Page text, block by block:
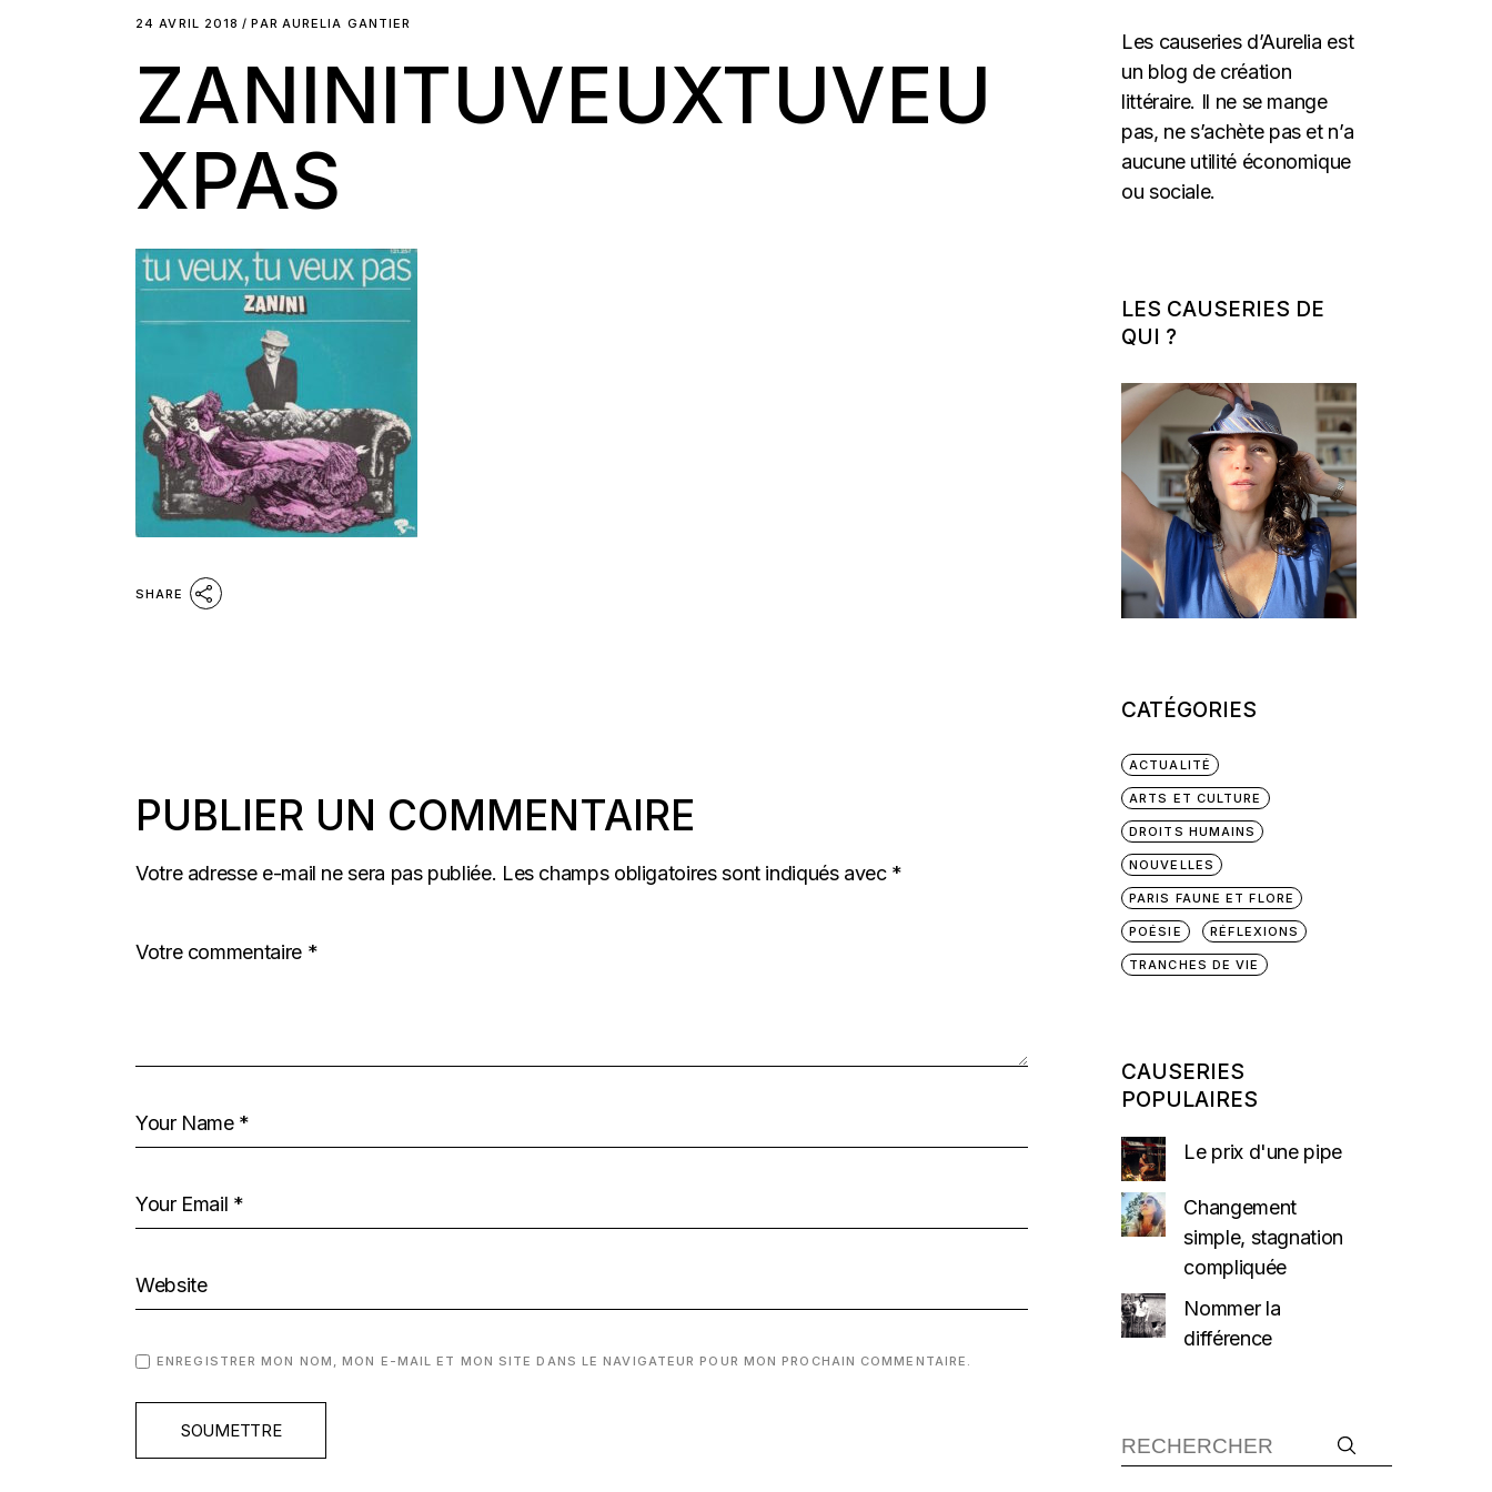
24 AVRIL 2018 PAR AURELIA GANTIER
ZANINITUVEUXTUVEU
XPAS
SHARE
PUBLIER UN COMMENTAIRE
Votre adresse e-mail ne sera pas publiée. Les champs obligatoires sont indiqués avec *
ENREGISTRER MON NOM, MON E-MAIL ET MON SITE DANS LE NAVIGATEUR POUR MON PROCHAIN COMMENTAIRE.
SOUMETTRE
Les causeries d’Aurelia est
un blog de création
littéraire. Il ne se mange
pas, ne s’achète pas et n’a
aucune utilité économique
ou sociale.
LES CAUSERIES DE
QUI ?
CATÉGORIES
ACTUALITÉ
ARTS ET CULTURE
DROITS HUMAINS
NOUVELLES
PARIS FAUNE ET FLORE
POÉSIE RÉFLEXIONS
TRANCHES DE VIE
CAUSERIES
POPULAIRES
Le prix d'une pipe
Changement
simple, stagnation
compliquée
Nommer la
différence
Recherche :